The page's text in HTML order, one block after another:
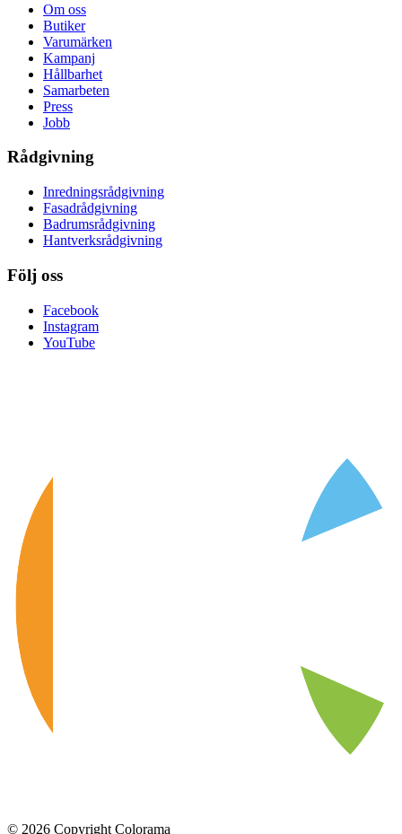
Om oss
Butiker
Varumärken
Kampanj
Hållbarhet
Samarbeten
Press
Jobb
Rådgivning
Inredningsrådgivning
Fasadrådgivning
Badrumsrådgivning
Hantverksrådgivning
Följ oss
Facebook
Instagram
YouTube
© 2026 Copyright Colorama